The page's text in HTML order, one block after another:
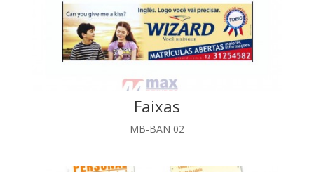
Faixas
MB-BAN 02